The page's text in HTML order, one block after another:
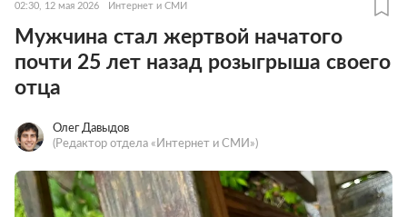
02:30, 12 мая 2026 Интернет и СМИ
Мужчина стал жертвой начатого
почти 25 лет назад розыгрыша своего
отца
Олег Давыдов
(Редактор отдела «Интернет и СМИ»)